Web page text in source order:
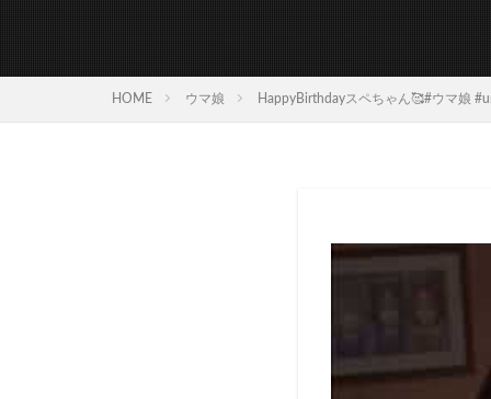
HOME ウマ娘 HappyBirthdayスペちゃん🥰#ウマ娘